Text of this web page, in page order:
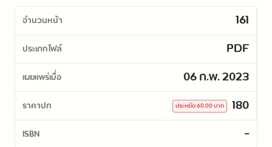
จำนวนหน้า 161
ประเภทไฟล์ PDF
เผยแพร่เมื่อ 06 ก.พ. 2023
ราคาปก 180
ประหยัด60.00บาท
ISBN -